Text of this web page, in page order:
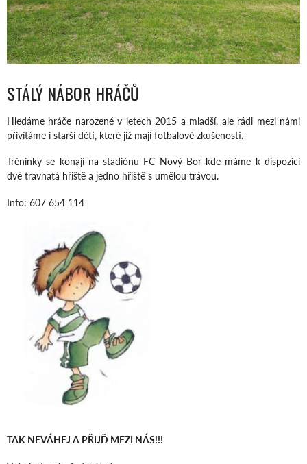
STÁLÝ NÁBOR HRÁČŮ
Hledáme hráče narozené v letech 2015 a mladší, ale rádi mezi námi
přivítáme i starší děti, které již mají fotbalové zkušenosti.
Tréninky se konají na stadiónu FC Nový Bor kde máme k dispozici
dvě travnatá hřiště a jedno hřiště s umělou trávou.
Info: 607 654 114
TAK NEVÁHEJ A PŘIJĎ MEZI NÁS!!!